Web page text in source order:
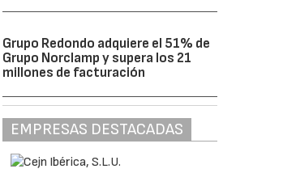
Grupo Redondo adquiere el 51% de
Grupo Norclamp y supera los 21
millones de facturación
EMPRESAS DESTACADAS